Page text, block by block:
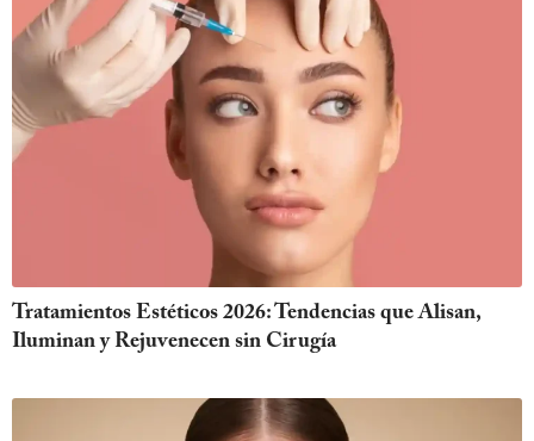
Tratamientos Estéticos 2026: Tendencias que Alisan,
Iluminan y Rejuvenecen sin Cirugía